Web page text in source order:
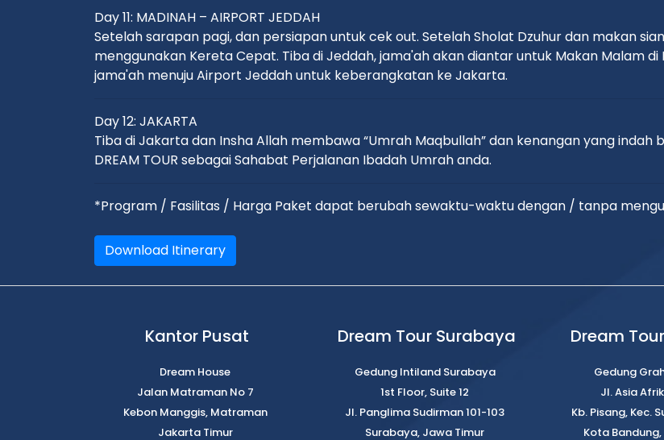
Day 11: MADINAH – AIRPORT JEDDAH
Setelah sarapan pagi, dan persiapan untuk cek out. Setelah Sholat Dzuhur dan makan
menggunakan Kereta Cepat. Tiba di Jeddah, jama'ah akan diantar untuk Makan Malam
jama'ah menuju Airport Jeddah untuk keberangkatan ke Jakarta.
Day 12: JAKARTA
Tiba di Jakarta dan Insha Allah membawa “Umrah Maqbullah” dan kenangan yang
DREAM TOUR sebagai Sahabat Perjalanan Ibadah Umrah anda.
*Program / Fasilitas / Harga Paket dapat berubah sewaktu-waktu dengan / tanpa
Download Itinerary
Kantor Pusat
Dream House
Jalan Matraman No 7
Kebon Manggis, Matraman
Jakarta Timur
Dream Tour Surabaya
Gedung Intiland Surabaya
1st Floor, Suite 12
Jl. Panglima Sudirman 101-103
Surabaya, Jawa Timur
Dream
Gedung
Jl. Asia
Kb. Pisang, Kec.
Kota